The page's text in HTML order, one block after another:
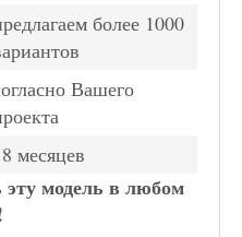
более 1000
Вашего
месяцев
модель в любом